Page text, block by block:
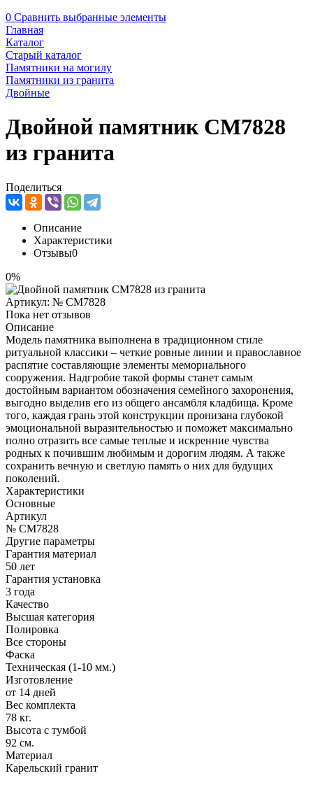
0 Сравнить выбранные элементы
Главная
Каталог
Старый каталог
Памятники на могилу
Памятники из гранита
Двойные
Двойной памятник CM7828
из гранита
Поделиться
Описание
Характеристики
Отзывы0
0%
Артикул: № CM7828
Пока нет отзывов
Описание
Модель памятника выполнена в традиционном стиле
ритуальной классики – четкие ровные линии и православное
распятие составляющие элементы мемориального
сооружения. Надгробие такой формы станет самым
достойным вариантом обозначения семейного захоронения,
выгодно выделив его из общего ансамбля кладбища. Кроме
того, каждая грань этой конструкции пронизана глубокой
эмоциональной выразительностью и поможет максимально
полно отразить все самые теплые и искренние чувства
родных к почившим любимым и дорогим людям. А также
сохранить вечную и светлую память о них для будущих
поколений.
Характеристики
Основные
Артикул
№ CM7828
Другие параметры
Гарантия материал
50 лет
Гарантия установка
3 года
Качество
Высшая категория
Полировка
Все стороны
Фаска
Техническая (1-10 мм.)
Изготовление
от 14 дней
Вес комплекта
78 кг.
Высота с тумбой
92 см.
Материал
Карельский гранит